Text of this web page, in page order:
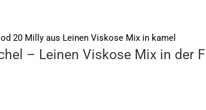
– Leinen Viskose Mix in der